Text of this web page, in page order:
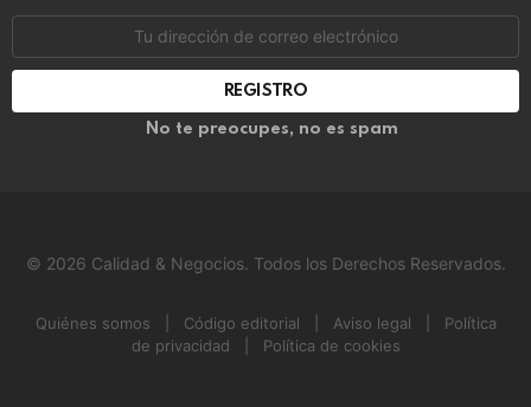
correo
No te preocupes, no es spam
© 2026 Calidad & Negocios. Todos los Derechos Reservados.
Quiénes somos Código editorial Aviso legal
Política
de privacidad
Política de cookies